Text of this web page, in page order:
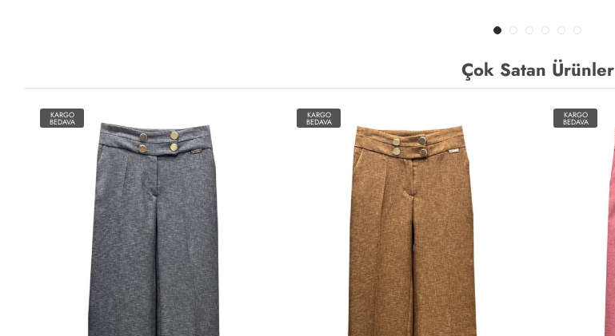
Çok Satan Ürünler
KARGO
BEDAVA
KARGO
BEDAVA
KARGO
BEDAVA